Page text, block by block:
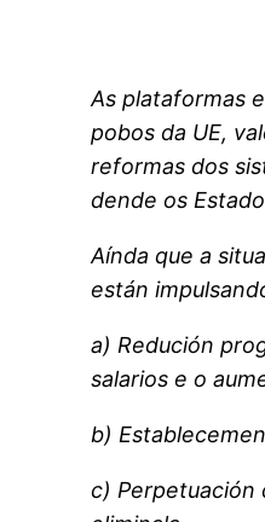
As plataformas
pobos da UE,
reformas dos
dende os
Aínda que a
están
a) Redución
salarios e o
b)
c) Perpetuación